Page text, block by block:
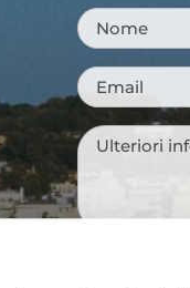
Nome*
Email*
Messaggio*